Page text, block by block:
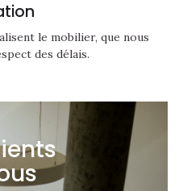
le mobilier, que nous
des délais.